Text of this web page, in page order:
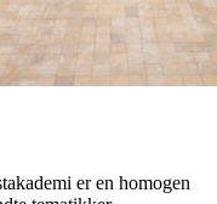
er en homogen